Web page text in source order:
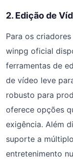
2. Edição de
Para os
winpg oficial
ferramentas de
de vídeo leve
robusto para
oferece opções
exigência. Além
suporte a
entretenimento